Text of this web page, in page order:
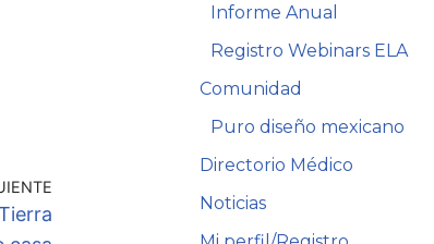
Informe Anual
Registro Webinars ELA
Comunidad
Puro diseño mexicano
Directorio Médico
Noticias